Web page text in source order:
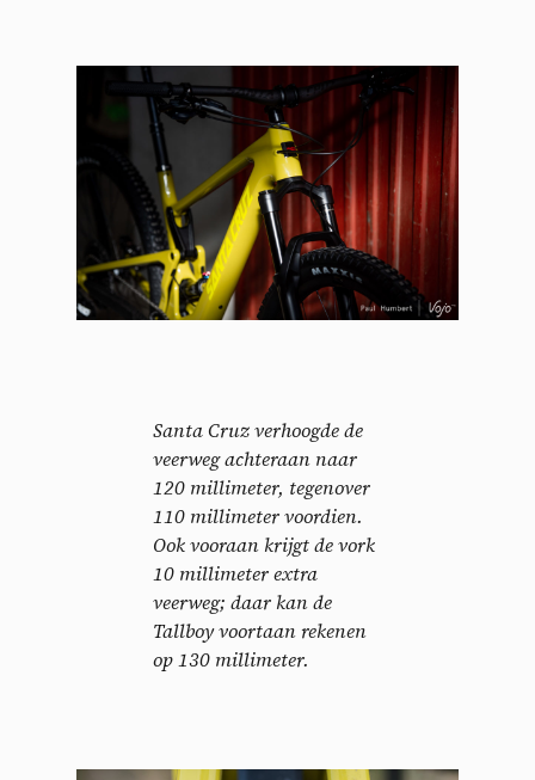
Santa Cruz verhoogde de
veerweg achteraan naar
120 millimeter, tegenover
110 millimeter voordien.
Ook vooraan krijgt de vork
10 millimeter extra
veerweg; daar kan de
Tallboy voortaan rekenen
op 130 millimeter.